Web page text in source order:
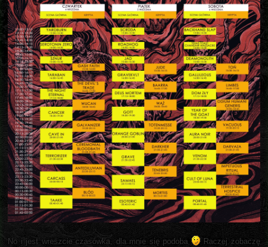
No i jest wreszcie czasówka, dla mnie się podoba
Raczej zobaczę